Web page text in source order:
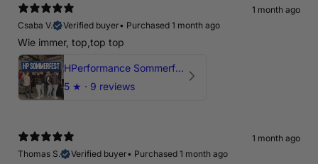
1 month ago
Csaba V.
Verified buyer• Purchased 1 month ago
Wie immer, top,top top
HPerformance Sommerfest 2026
5 ★ · 9 reviews
1 month ago
Thomas S.
Verified buyer• Purchased 1 month ago